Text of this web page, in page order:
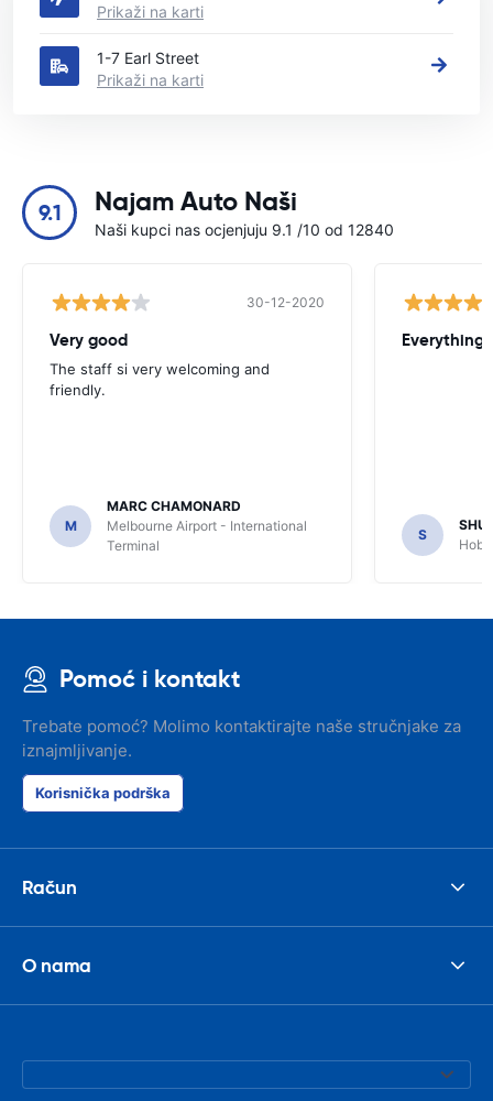
Prikaži na karti
1-7 Earl Street
Prikaži na karti
9.1 Najam Auto Naši
Naši kupci nas ocjenjuju 9.1 /10 od 12840
30-12-2020
Very good
The staff si very welcoming and
friendly.
M
MARC CHAMONARD
Melbourne Airport - International
Terminal
Everything
S
Pomoć i kontakt
Trebate pomoć? Molimo kontaktirajte naše stručnjake za
iznajmljivanje.
Korisnička podrška
Račun
O nama